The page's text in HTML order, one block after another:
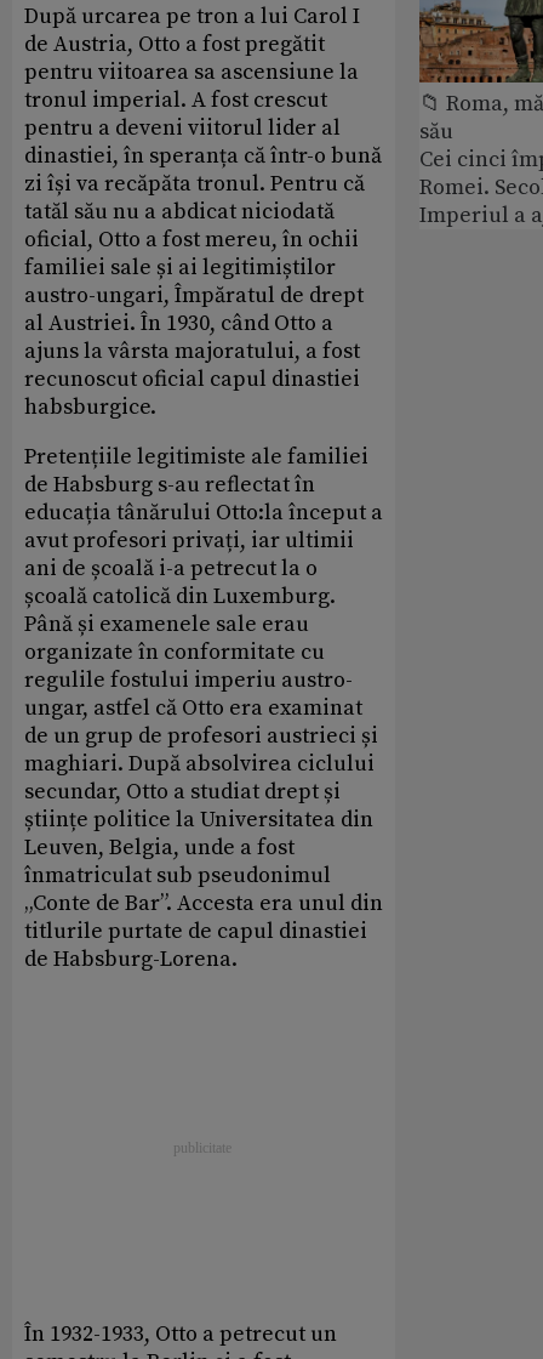
După urcarea pe tron a lui Carol I
de Austria, Otto a fost pregătit
pentru viitoarea sa ascensiune la
tronul imperial. A fost crescut
pentru a deveni viitorul lider al
dinastiei, în speranța că într-o bună
zi își va recăpăta tronul. Pentru că
tatăl său nu a abdicat niciodată
oficial, Otto a fost mereu, în ochii
familiei sale și ai legitimiștilor
austro-ungari, Împăratul de drept
al Austriei. În 1930, când Otto a
ajuns la vârsta majoratului, a fost
recunoscut oficial capul dinastiei
habsburgice.
Pretențiile legitimiste ale familiei
de Habsburg s-au reflectat în
educația tânărului Otto:la început a
avut profesori privați, iar ultimii
ani de școală i-a petrecut la o
școală catolică din Luxemburg.
Până și examenele sale erau
organizate în conformitate cu
regulile fostului imperiu austro-
ungar, astfel că Otto era examinat
de un grup de profesori austrieci și
maghiari. După absolvirea ciclului
secundar, Otto a studiat drept și
științe politice la Universitatea din
Leuven, Belgia, unde a fost
înmatriculat sub pseudonimul
„Conte de Bar”. Accesta era unul din
titlurile purtate de capul dinastiei
de Habsburg-Lorena.
În 1932-1933, Otto a petrecut un
📁 Roma,
său
Cei cinci
Romei.
Imperiul a